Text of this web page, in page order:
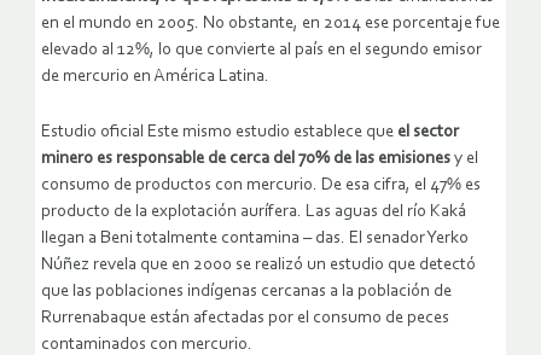
en el mundo en 2005. No obstante, en 2014 ese porcentaje fue
elevado al 12%, lo que convierte al país en el segundo emisor
de mercurio en América Latina.
Estudio oficial Este mismo estudio establece que el sector
minero es responsable de cerca del 70% de las emisiones y el
consumo de productos con mercurio. De esa cifra, el 47% es
producto de la explotación aurífera. Las aguas del río Kaká
llegan a Beni totalmente contamina – das. El senador Yerko
Núñez revela que en 2000 se realizó un estudio que detectó
que las poblaciones indígenas cercanas a la población de
Rurrenabaque están afectadas por el consumo de peces
contaminados con mercurio.